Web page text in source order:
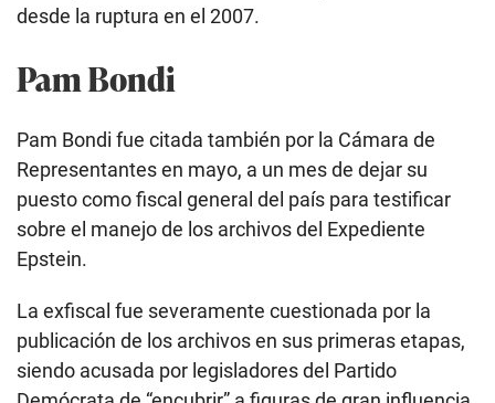
desde la ruptura en el 2007.
Pam Bondi
Pam Bondi fue citada también por la Cámara de
Representantes en mayo, a un mes de dejar su
puesto como fiscal general del país para testificar
sobre el manejo de los archivos del Expediente
Epstein.
La exfiscal fue severamente cuestionada por la
publicación de los archivos en sus primeras etapas,
siendo acusada por legisladores del Partido